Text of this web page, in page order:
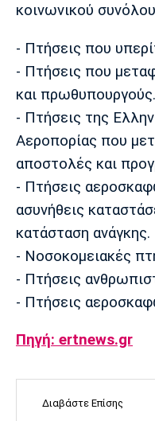
Λίβερπουλ
Ίντερ
Μπορούσια
Μονακό
κοινωνικού
- Πτήσεις που
- Πτήσεις που
και πρωθυπουργούς.
- Πτήσεις της
Αεροπορίας που
αποστολές και
- Πτήσεις
ασυνήθεις
κατάσταση ανάγκης.
- Νοσοκομειακές
- Πτήσεις
- Πτήσεις
Πηγή: ertnews.gr
Διαβάστε Επίσης